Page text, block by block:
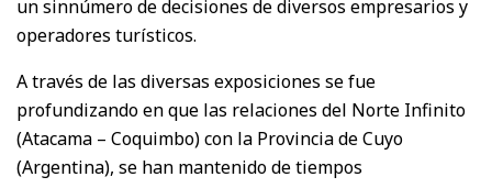
un sinnúmero de decisiones de diversos empresarios y
operadores turísticos.
A través de las diversas exposiciones se fue
profundizando en que las relaciones del Norte Infinito
(Atacama – Coquimbo) con la Provincia de Cuyo
(Argentina), se han mantenido de tiempos